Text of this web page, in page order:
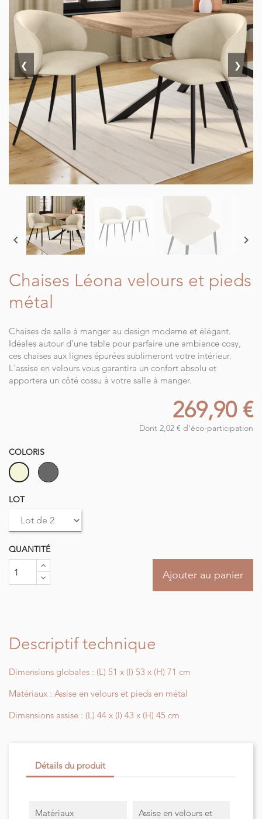
❮ ❯
 
Chaises Léona velours et pieds
métal
Chaises de salle à manger au design moderne et élégant.
Idéales autour d'une table pour parfaire une ambiance cosy,
ces chaises aux lignes épurées sublimeront votre intérieur.
L'assise en velours vous garantira un confort absolu et
apportera un côté cossu à votre salle à manger.
269,90 €
Dont 2,02 € d'éco-participation
COLORIS
Crème
Gris
LOT
QUANTITÉ
Ajouter au panier
Descriptif technique
Dimensions globales : (L) 51 x (l) 53 x (H) 71 cm
Matériaux : Assise en velours et pieds en métal
Dimensions assise : (L) 44 x (l) 43 x (H) 45 cm
Détails du produit
Matériaux
Assise en velours et